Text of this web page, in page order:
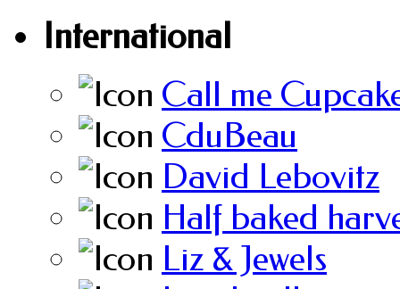
International
Call me
CduBeau
David Lebovitz
Half baked
Liz & Jewels